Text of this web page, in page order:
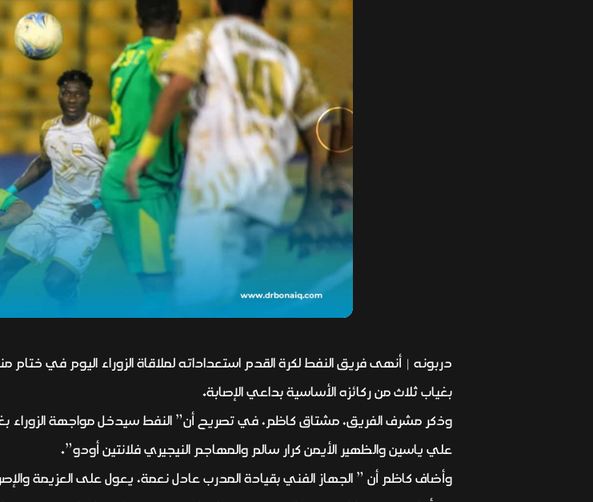
دربونه | أنهى فريق النفط لكرة القدم استعداداته لملاقاة الزوراء اليوم في
بغياب ثلاث من ركائزه الأساسية بداعي الإصابة.
وذكر مشرف الفريق، مشتاق كاظم، في تصريح أن” النفط سيدخل مواجهة الزوراء
علي ياسين والظهير الأيمن كرار سالم والمهاجم النيجيري فلانتين أودو”.
وأضاف كاظم أن ” الجهاز الفني بقيادة المدرب عادل نعمة، يعول على العزيمة